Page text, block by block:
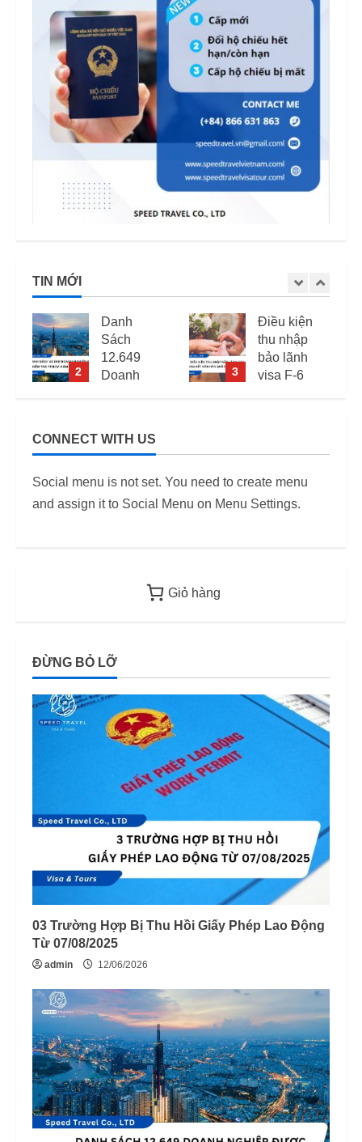
TIN MỚI
2
Danh
Sách
12.649
Doanh
ANTT Tại
Năm 2026
3
Điều kiện
thu nhập
bảo lãnh
visa F-6
từ 2026
CONNECT WITH US
Social menu is not set. You need to create menu
and assign it to Social Menu on Menu Settings.
Giỏ hàng
ĐỪNG BỎ LỠ
03 Trường Hợp Bị Thu Hồi Giấy Phép Lao Động
Từ 07/08/2025
admin 12/06/2026